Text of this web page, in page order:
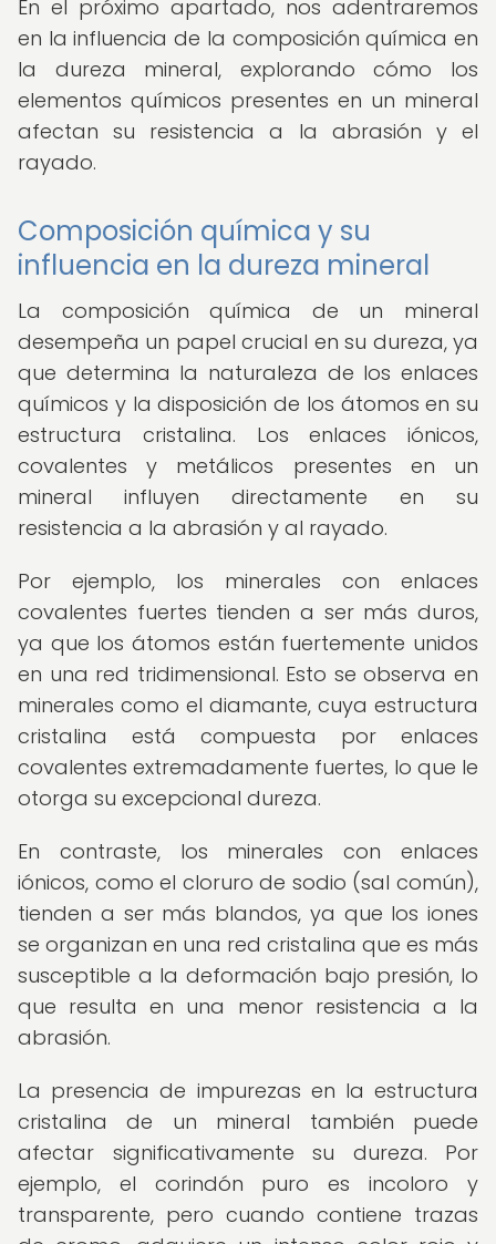
En el próximo apartado, nos adentraremos
en la influencia de la composición química en
la dureza mineral, explorando cómo los
elementos químicos presentes en un mineral
afectan su resistencia a la abrasión y el
rayado.
Composición química y su
influencia en la dureza mineral
La composición química de un mineral
desempeña un papel crucial en su dureza, ya
que determina la naturaleza de los enlaces
químicos y la disposición de los átomos en su
estructura cristalina. Los enlaces iónicos,
covalentes y metálicos presentes en un
mineral influyen directamente en su
resistencia a la abrasión y al rayado.
Por ejemplo, los minerales con enlaces
covalentes fuertes tienden a ser más duros,
ya que los átomos están fuertemente unidos
en una red tridimensional. Esto se observa en
minerales como el diamante, cuya estructura
cristalina está compuesta por enlaces
covalentes extremadamente fuertes, lo que le
otorga su excepcional dureza.
En contraste, los minerales con enlaces
iónicos, como el cloruro de sodio (sal común),
tienden a ser más blandos, ya que los iones
se organizan en una red cristalina que es más
susceptible a la deformación bajo presión, lo
que resulta en una menor resistencia a la
abrasión.
La presencia de impurezas en la estructura
cristalina de un mineral también puede
afectar significativamente su dureza. Por
ejemplo, el corindón puro es incoloro y
transparente, pero cuando contiene trazas